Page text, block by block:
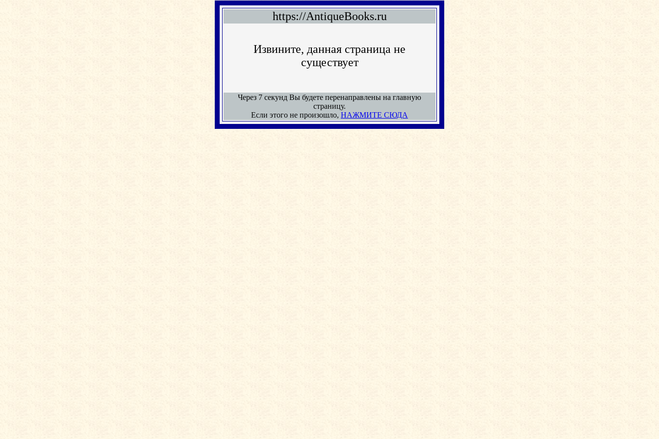
https://AntiqueBooks.ru
Извините, данная страница не
существует
Через 7 секунд Вы будете перенаправлены на главную
страницу.
Если этого не произошло, НАЖМИТЕ СЮДА